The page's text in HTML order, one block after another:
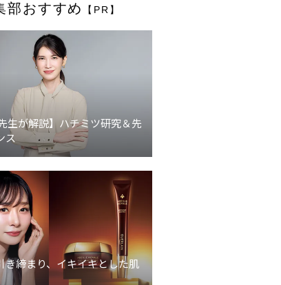
部おすすめ 【PR】
生が解説】ハチミツ研究＆先
ス
き締まり、イキイキとした肌